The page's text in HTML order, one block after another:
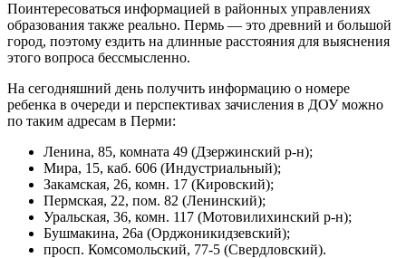
Поинтересоваться информацией в районных управлениях
образования также реально. Пермь — это древний и большой
город, поэтому ездить на длинные расстояния для выяснения
этого вопроса бессмысленно.
На сегодняшний день получить информацию о номере
ребенка в очереди и перспективах зачисления в ДОУ можно
по таким адресам в Перми:
Ленина, 85, комната 49 (Дзержинский р-н);
Мира, 15, каб. 606 (Индустриальный);
Закамская, 26, комн. 17 (Кировский);
Пермская, 22, пом. 82 (Ленинский);
Уральская, 36, комн. 117 (Мотовилихинский р-н);
Бушмакина, 26а (Орджоникидзевский);
просп. Комсомольский, 77-5 (Свердловский).